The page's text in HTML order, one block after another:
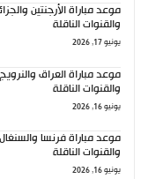
والقنوات الناقلة
يونيو 17, 2026
والقنوات الناقلة
يونيو 16, 2026
والقنوات الناقلة
يونيو 16, 2026